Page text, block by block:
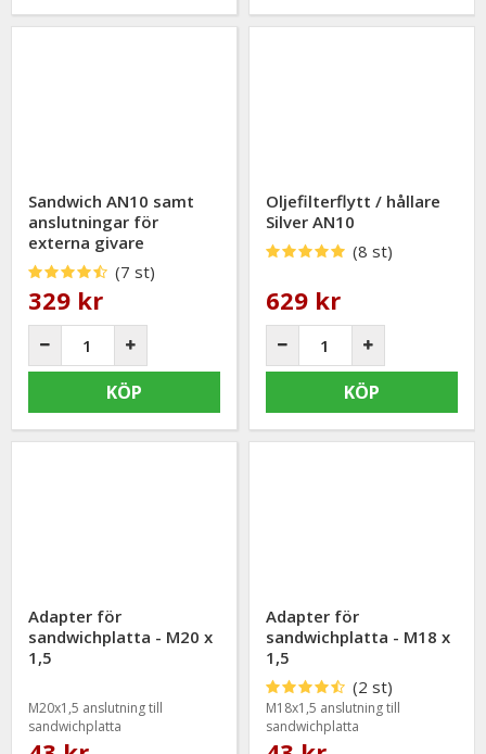
Sandwich AN10 samt
anslutningar för
externa givare
(7 st)
329 kr
KÖP
Oljefilterflytt / hållare
Silver AN10
(8 st)
629 kr
KÖP
Adapter för
sandwichplatta - M20 x
1,5
M20x1,5 anslutning till
sandwichplatta
Adapter för
sandwichplatta - M18 x
1,5
(2 st)
M18x1,5 anslutning till
sandwichplatta